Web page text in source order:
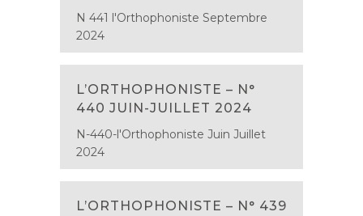
N 441 l'Orthophoniste Septembre
2024
L’ORTHOPHONISTE – N°
440 JUIN-JUILLET 2024
N-440-l'Orthophoniste Juin Juillet
2024
L’ORTHOPHONISTE – N° 439